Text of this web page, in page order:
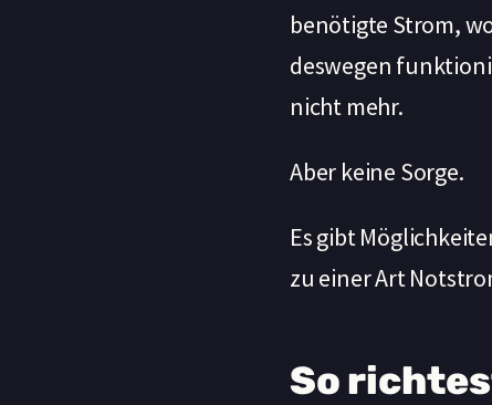
benötigte Strom,
deswegen
nicht mehr.
Aber keine Sorge.
Es gibt
zu einer Art
So